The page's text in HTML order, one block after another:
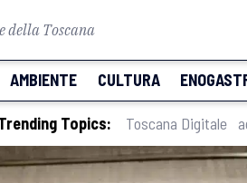
della Toscana
AMBIENTE CULTURA
Topics: Toscana Digitale